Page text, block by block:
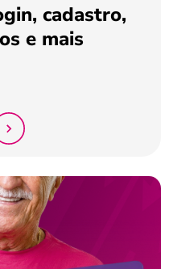
cadastro,
e mais